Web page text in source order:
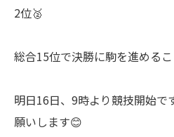
2位🥈
総合15位で決勝に駒を進める
明日16日、9時より競技開始で
願いします😊